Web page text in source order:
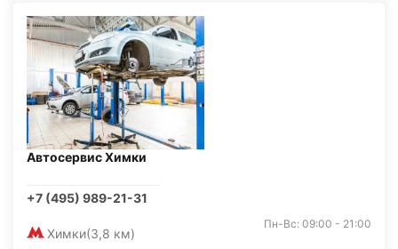
Автосервис Химки
+7 (495) 989-21-31
Химки(3,8 км)
Пн-Вс: 09:00 - 21:00